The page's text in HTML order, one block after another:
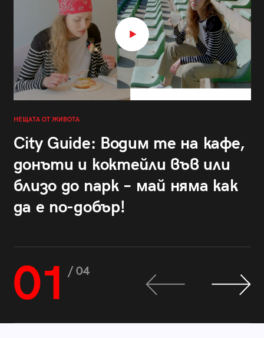
НЕЩАТА ОТ ЖИВОТА
City Guide: Водим те на кафе,
донъти и коктейли във или
близо до парк – май няма как
да е по-добър!
01 / 04